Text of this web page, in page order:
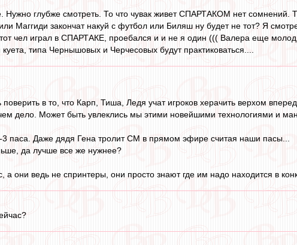
глубже смотреть. То что чувак живет СПАРТАКОМ нет сомнений.
Маггиди закончат накуй с футбол или Биляш ну будет не тот? Я
чел играл в СПАРТАКЕ, проебался и и не я один ((( Валера еще
типа Чернышовых и Черчесовых будут практиковаться....
в то, что Карп, Тиша, Ледя учат игроков херачить верхом
дело. Может быть увлеклись мы этими новейшими технологиями и
паса. Даже дядя Гена тролит СМ в прямом эфире считая наши пасы...
да лучше все же нужнее?
они ведь не спринтеры, они просто знают где им надо находится в